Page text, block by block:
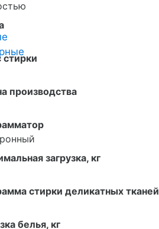
стирки
производства
загрузка, кг
стирки деликатных тканей
белья, кг